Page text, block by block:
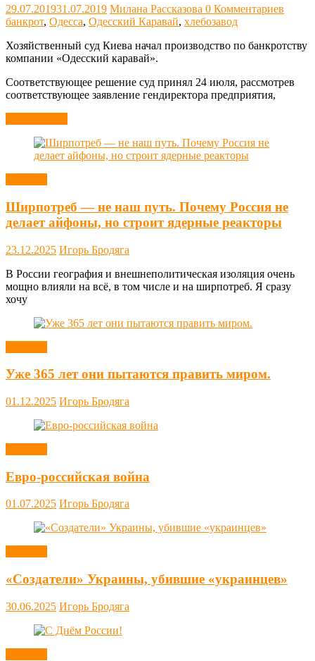
29.07.201931.07.2019 Милана Рассказова 0 Комментариев
банкрот, Одесса, Одесский Каравай, хлебозавод
Хозяйственный суд Киева начал производство по банкротству
компании «Одесский каравай».
Соответствующее решение суд принял 24 июля, рассмотрев
соответствующее заявление гендиректора предприятия,
Ширпотреб — не наш путь. Почему Россия не
делает айфоны, но строит ядерные реакторы
23.12.2025 Игорь Бродяга
В России география и внешнеполитическая изоляция очень
мощно влияли на всё, в том числе и на ширпотреб. Я сразу
хочу
Уже 365 лет они пытаются править миром.
01.12.2025 Игорь Бродяга
Евро-российская война
01.07.2025 Игорь Бродяга
«Создатели» Украины, убившие «украинцев»
30.06.2025 Игорь Бродяга